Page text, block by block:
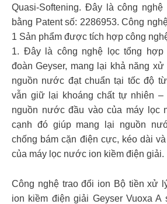
Quasi-Softening. Đây là công
bằng Patent số: 2286953. Công
1 Sản phẩm được tích hợp công
1. Đây là công nghệ lọc tổng hợp
đoàn Geyser, mang lại khả năng
nguồn nước đạt chuẩn tại tốc độ
vẫn giữ lại khoáng chất tự nhiên
nguồn nước đầu vào của máy lọc
cạnh đó giúp mang lại nguồn
chống bám cặn điện cực, kéo dài
của máy lọc nước ion kiềm điện giải.
Công nghệ trao đổi ion Bộ tiền xử
ion kiềm điện giải Geyser Vuoxa A